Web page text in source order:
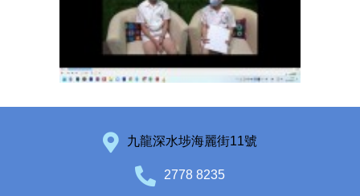
九龍深水埗海麗街11號
2778 8235